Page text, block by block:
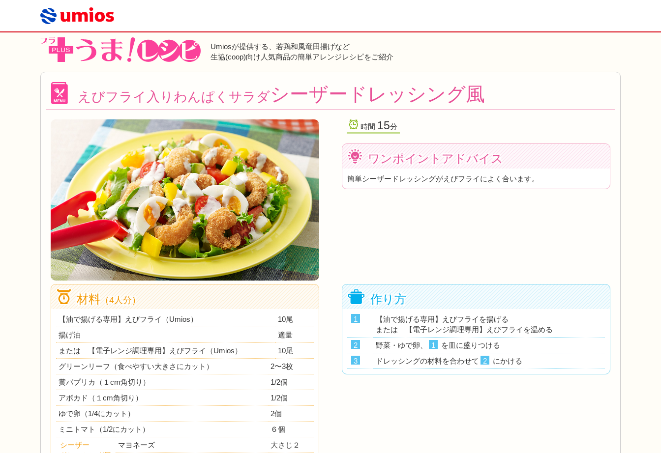
Umiosが提供する、若鶏和風竜田揚げなど
生協(coop)向け人気商品の簡単アレンジレシピをご紹介
えびフライ入りわんぱくサラダシーザードレッシング風
時間 15分
ワンポイントアドバイス
簡単シーザードレッシングがえびフライによく合います。
材料（4人分）
【油で揚げる専用】えびフライ（Umios）
10尾
揚げ油
適量
または 【電子レンジ調理専用】えびフライ（Umios）
10尾
グリーンリーフ（食べやすい大きさにカット）
2〜3枚
黄パプリカ（１cm角切り）
1/2個
アボカド（１cm角切り）
1/2個
ゆで卵（1/4にカット）
2個
ミニトマト（1/2にカット）
６個
シーザー
マヨネーズ
大さじ２
作り方
1
【油で揚げる専用】えびフライを揚げる
または 【電子レンジ調理専用】えびフライを温める
2
野菜・ゆで卵、 1
を皿に盛りつける
3
ドレッシングの材料を合わせて 2 にかける